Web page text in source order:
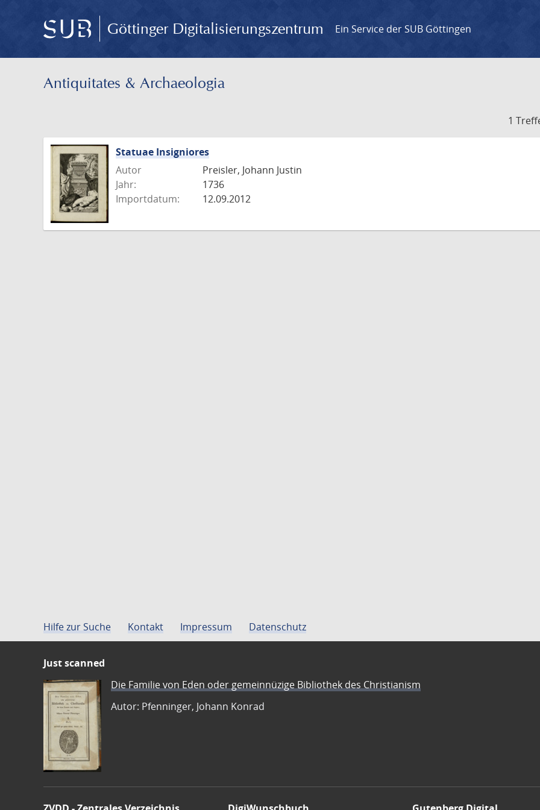
Göttinger Digitalisierungszentrum Ein Service der SUB Göttingen
Antiquitates & Archaeologia
1
Statuae Insigniores
Autor
Preisler, Johann Justin
Jahr:
1736
Importdatum:
12.09.2012
Hilfe zur Suche Kontakt Impressum Datenschutz
Just scanned
Die Familie von Eden oder gemeinnüzige Bibliothek des Christianism
Autor: Pfenninger, Johann Konrad